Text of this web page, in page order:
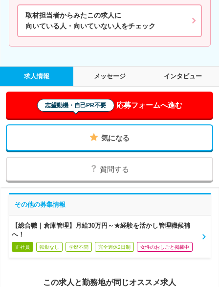
取材担当者からみたこの求人に
向いている人・向いていない人をチェック
求人情報 メッセージ インタビュー
志望動機・自己PR不要 応募フォームへ進む
気になる
質問する
その他の募集情報
【総合職｜倉庫管理】月給30万円～★経験を活かし管理職候補
へ！
正社員 転勤なし 学歴不問 完全週休2日制 女性のおしごと掲載中
この求人と勤務地が同じオススメ求人